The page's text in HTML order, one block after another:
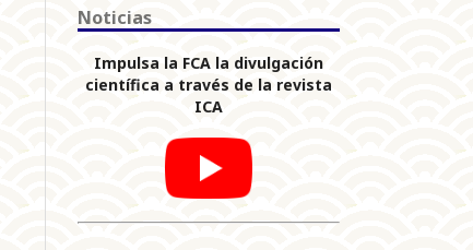
Noticias
Impulsa la FCA la divulgación
científica a través de la revista
ICA